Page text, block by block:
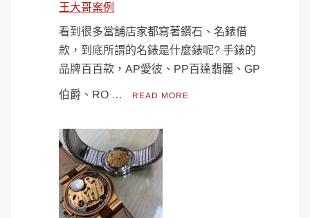
王大哥案例
看到很多當舖店家都寫著鑽石、名錶借
款，到底所謂的名錶是什麼錶呢? 手錶的
品牌百百款，AP愛彼、PP百達翡麗、GP
伯爵、RO … READ MORE